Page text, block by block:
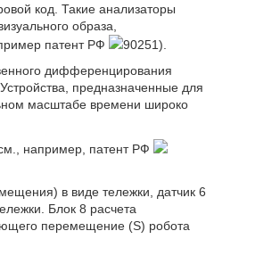
код. Такие анализаторы
образа,
патент РФ
90251).
дифференцирования
предназначенные для
масштабе времени широко
например, патент РФ
в виде тележки, датчик 6
Блок 8 расчета
перемещение (S) робота